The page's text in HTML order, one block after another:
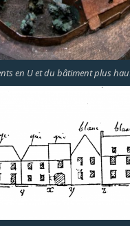
en U et du bâtiment plus